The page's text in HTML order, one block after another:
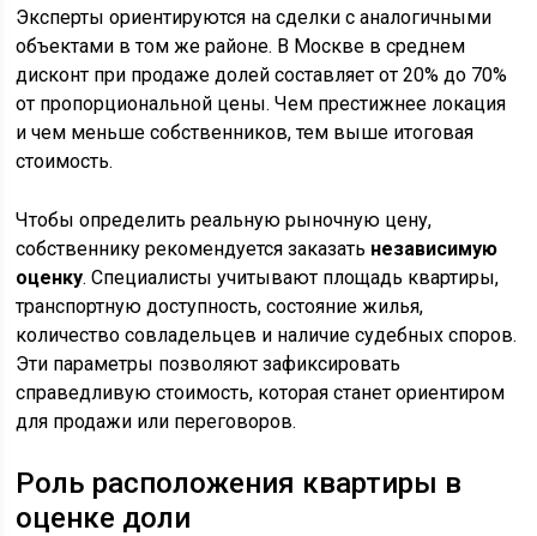
Эксперты ориентируются на сделки с аналогичными
объектами в том же районе. В Москве в среднем
дисконт при продаже долей составляет от 20% до 70%
от пропорциональной цены. Чем престижнее локация
и чем меньше собственников, тем выше итоговая
стоимость.
Чтобы определить реальную рыночную цену,
собственнику рекомендуется заказать независимую
оценку. Специалисты учитывают площадь квартиры,
транспортную доступность, состояние жилья,
количество совладельцев и наличие судебных споров.
Эти параметры позволяют зафиксировать
справедливую стоимость, которая станет ориентиром
для продажи или переговоров.
Роль расположения квартиры в
оценке доли